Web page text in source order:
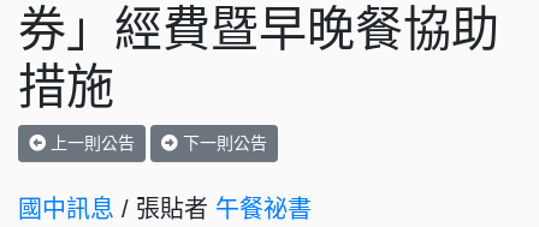
券」經費暨早晚餐協助
措施
上一則公告 下一則公告
國中訊息 / 張貼者 午餐祕書